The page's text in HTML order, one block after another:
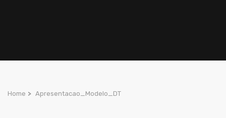
Home > Apresentacao_Modelo_DT